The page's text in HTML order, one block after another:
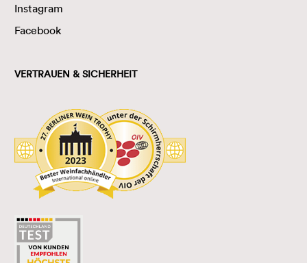
Instagram
Facebook
VERTRAUEN & SICHERHEIT